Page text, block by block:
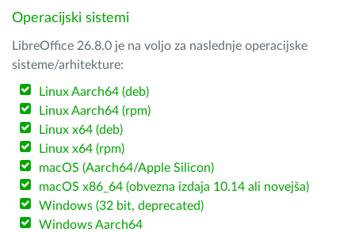
Operacijski sistemi
LibreOffice 26.8.0 je na voljo za naslednje operacijske
sisteme/arhitekture:
Linux Aarch64 (deb)
Linux Aarch64 (rpm)
Linux x64 (deb)
Linux x64 (rpm)
macOS (Aarch64/Apple Silicon)
macOS x86_64 (obvezna izdaja 10.14 ali novejša)
Windows (32 bit, deprecated)
Windows Aarch64